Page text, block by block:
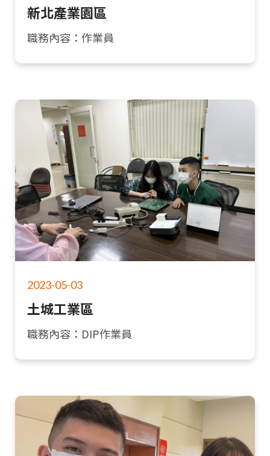
新北產業園區
職務內容：作業員
2023-05-03
土城工業區
職務內容：DIP作業員